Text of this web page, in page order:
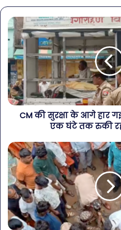
CM की सुरक्षा के आगे हार
एक घंटे तक रुकी